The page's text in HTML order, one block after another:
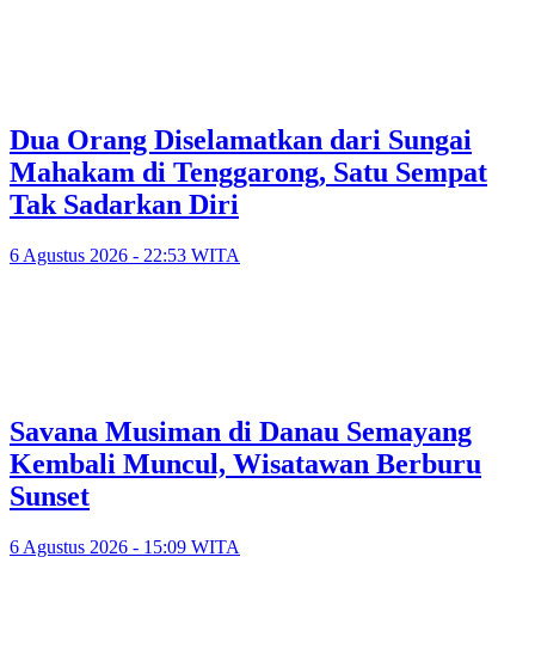
Dua Orang Diselamatkan dari Sungai
Mahakam di Tenggarong, Satu Sempat
Tak Sadarkan Diri
6 Agustus 2026 - 22:53 WITA
Savana Musiman di Danau Semayang
Kembali Muncul, Wisatawan Berburu
Sunset
6 Agustus 2026 - 15:09 WITA